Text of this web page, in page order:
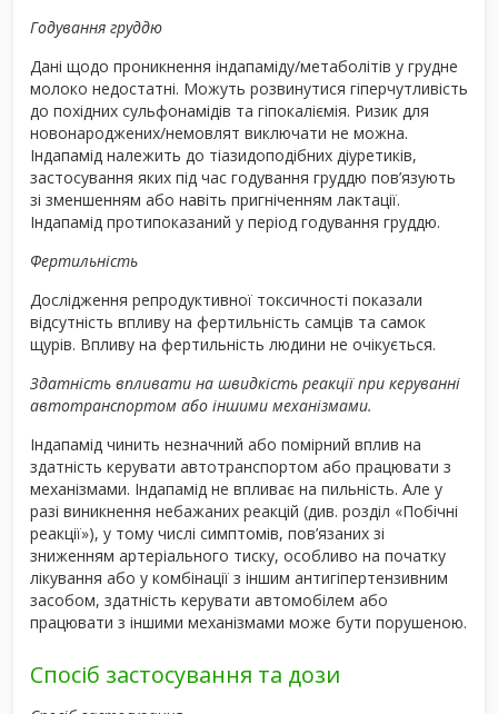
Годування груддю
Дані щодо проникнення індапаміду/метаболітів у грудне
молоко недостатні. Можуть розвинутися гіперчутливість
до похідних сульфонамідів та гіпокаліємія. Ризик для
новонароджених/немовлят виключати не можна.
Індапамід належить до тіазидоподібних діуретиків,
застосування яких під час годування груддю пов’язують
зі зменшенням або навіть пригніченням лактації.
Індапамід протипоказаний у період годування груддю.
Фертильність
Дослідження репродуктивної токсичності показали
відсутність впливу на фертильність самців та самок
щурів. Впливу на фертильність людини не очікується.
Здатність впливати на швидкість реакції при керуванні
автотранспортом або іншими механізмами.
Індапамід чинить незначний або помірний вплив на
здатність керувати автотранспортом або працювати з
механізмами. Індапамід не впливає на пильність. Але у
разі виникнення небажаних реакцій (див. розділ «Побічні
реакції»), у тому числі симптомів, пов’язаних зі
зниженням артеріального тиску, особливо на початку
лікування або у комбінації з іншим антигіпертензивним
засобом, здатність керувати автомобілем або
працювати з іншими механізмами може бути порушеною.
Спосіб застосування та дози